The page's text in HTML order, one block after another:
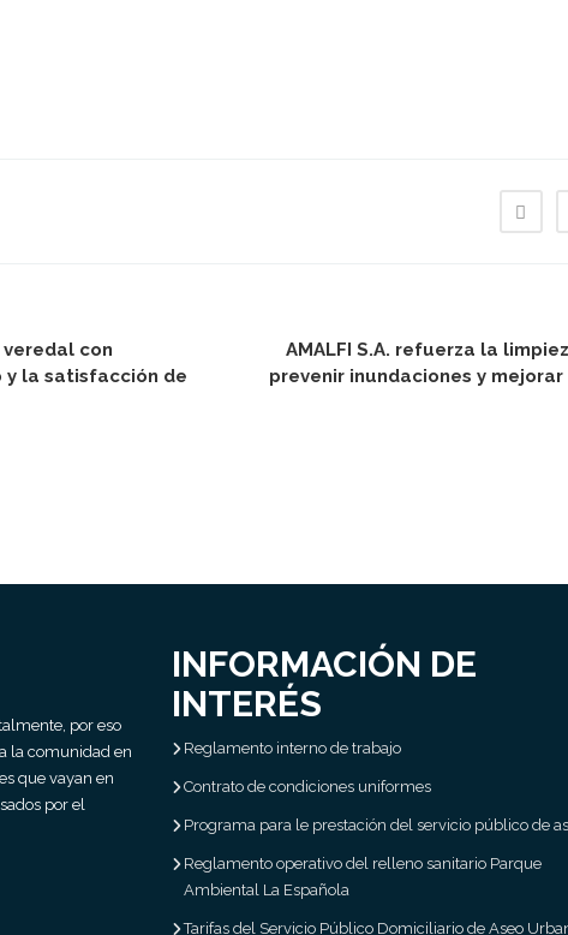
con
y la satisfacción de
AMALFI S.A. refuerza la
prevenir inundaciones y
por eso
la comunidad en
que vayan en
por el
INFORMACIÓN DE
INTERÉS
Reglamento interno de trabajo
Contrato de condiciones uniformes
Programa para le prestación del servicio público de
Reglamento operativo del relleno sanitario Parque
Ambiental La Española
Tarifas del Servicio Público Domiciliario de Aseo